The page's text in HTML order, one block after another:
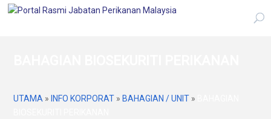
UTAMA » INFO KORPORAT » BAHAGIAN / UNIT »